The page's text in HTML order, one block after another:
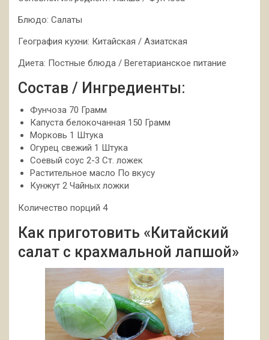
Блюдо: Салаты
География кухни: Китайская / Азиатская
Диета: Постные блюда / Вегетарианское питание
Состав / Ингредиенты:
Фунчоза 70 Грамм
Капуста белокочанная 150 Грамм
Морковь 1 Штука
Огурец свежий 1 Штука
Соевый соус 2-3 Ст. ложек
Растительное масло По вкусу
Кунжут 2 Чайных ложки
Количество порций 4
Как приготовить «Китайский
салат с крахмальной лапшой»